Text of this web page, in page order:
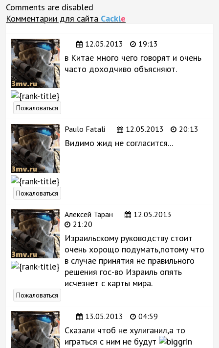
Comments are disabled
Комментарии для сайта Cackle
12.05.2013 19:13
в Китае много чего говорят и очень
часто доходчиво объясняют.
Пожаловаться
Paulo Fatali 12.05.2013 20:13
Видимо жид не согласится...
Пожаловаться
Алексей Таран
12.05.2013
21:20
Израильскому руководству стоит
очень хорощо подумать,потому что
в случае принятия не правильного
решения гос-во Израиль опять
исчезнет с карты мира.
Пожаловаться
13.05.2013 04:59
Сказали чтоб не хулиганил,а то
играться с ним не будут